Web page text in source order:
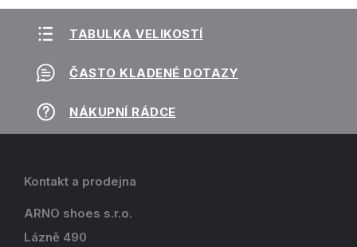
TABULKA VELIKOSTÍ
ČASTO KLADENÉ DOTAZY
NÁKUPNÍ RÁDCE
Kontakt a prodejna
ARNO shoes s.r.o.
Lázně 490